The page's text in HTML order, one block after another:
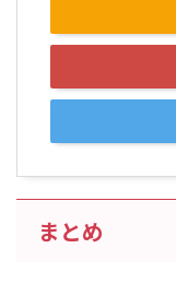
まとめ